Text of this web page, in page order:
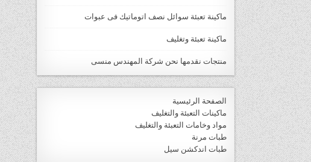
ماكينة تعبئة سوائل نصف اتوماتيك فى عبوات
ماكينة تعبئة وتغليف
منتجات نقدمها نحن شركة المهندس منسى
الصفحة الرئيسية
ماكينات التعبئة والتغليف
مواد وخامات التعبئة والتغليف
طبات مرنة
طبات اندكشن سيل